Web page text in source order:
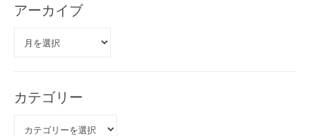
アーカイブ
カテゴリー